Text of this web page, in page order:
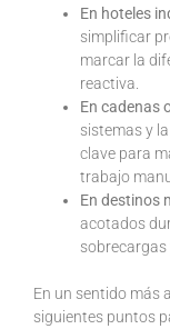
En hoteles
simplificar
marcar la
reactiva.
En cadenas
sistemas y
clave para
trabajo
En destinos
acotados
sobrecargas
En un sentido más
siguientes puntos